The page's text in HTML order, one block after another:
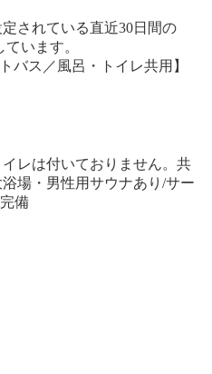
されている直近30日間の
います。
バス／風呂・トイレ共用】
レは付いておりません。共
場・男性用サウナあり/サー
備